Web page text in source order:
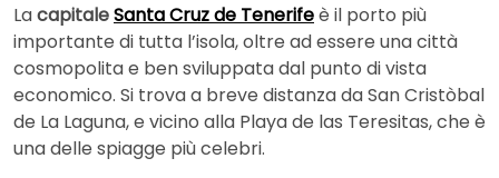
LacapitaleSanta Cruz de Tenerifeè il porto più
importante di tutta l’isola, oltre ad essere una città
cosmopolita e ben sviluppata dal punto di vista
economico. Si trova a breve distanza da San Cristòbal
de La Laguna, e vicino alla Playa de las Teresitas, che è
una delle spiagge più celebri.